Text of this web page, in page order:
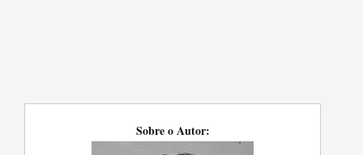
Sobre o Autor: